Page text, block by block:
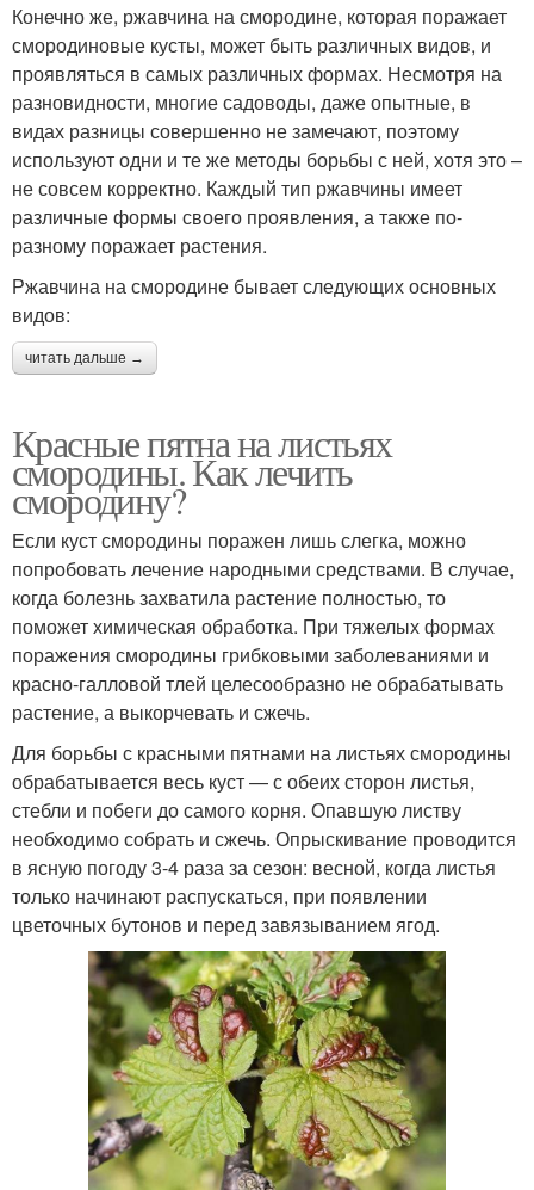
Конечно же, ржавчина на смородине, которая поражает
смородиновые кусты, может быть различных видов, и
проявляться в самых различных формах. Несмотря на
разновидности, многие садоводы, даже опытные, в
видах разницы совершенно не замечают, поэтому
используют одни и те же методы борьбы с ней, хотя это –
не совсем корректно. Каждый тип ржавчины имеет
различные формы своего проявления, а также по-
разному поражает растения.
Ржавчина на смородине бывает следующих основных
видов:
читать дальше →
Красные пятна на листьях
смородины. Как лечить
смородину?
Если куст смородины поражен лишь слегка, можно
попробовать лечение народными средствами. В случае,
когда болезнь захватила растение полностью, то
поможет химическая обработка. При тяжелых формах
поражения смородины грибковыми заболеваниями и
красно-галловой тлей целесообразно не обрабатывать
растение, а выкорчевать и сжечь.
Для борьбы с красными пятнами на листьях смородины
обрабатывается весь куст — с обеих сторон листья,
стебли и побеги до самого корня. Опавшую листву
необходимо собрать и сжечь. Опрыскивание проводится
в ясную погоду 3-4 раза за сезон: весной, когда листья
только начинают распускаться, при появлении
цветочных бутонов и перед завязыванием ягод.